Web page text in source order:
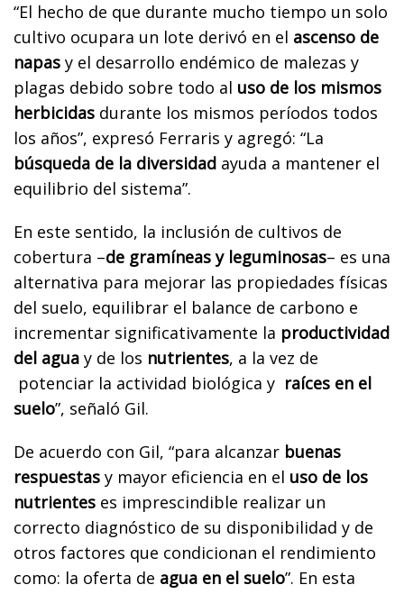
“El hecho de que durante mucho tiempo un solo
cultivo ocupara un lote derivó en el ascenso de
napas y el desarrollo endémico de malezas y
plagas debido sobre todo al uso de los mismos
herbicidas durante los mismos períodos todos
los años”, expresó Ferraris y agregó: “La
búsqueda de la diversidad ayuda a mantener el
equilibrio del sistema”.
En este sentido, la inclusión de cultivos de
cobertura –de gramíneas y leguminosas– es una
alternativa para mejorar las propiedades físicas
del suelo, equilibrar el balance de carbono e
incrementar significativamente la productividad
del agua y de los nutrientes, a la vez de
potenciar la actividad biológica y raíces en el
suelo”, señaló Gil.
De acuerdo con Gil, “para alcanzar buenas
respuestas y mayor eficiencia en el uso de los
nutrientes es imprescindible realizar un
correcto diagnóstico de su disponibilidad y de
otros factores que condicionan el rendimiento
como: la oferta de agua en el suelo”. En esta